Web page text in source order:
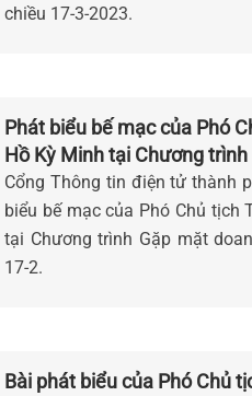
chiều 17-3-2023.
Phát biểu bế mạc của Phó
Hồ Kỳ Minh tại Chương
Mão 2023
Cổng Thông tin điện tử thành
biểu bế mạc của Phó Chủ tịch
tại Chương trình Gặp mặt
17-2.
Bài phát biểu của Phó Chủ